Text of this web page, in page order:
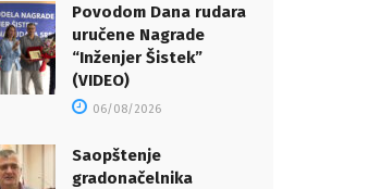
Povodom Dana rudara
uručene Nagrade
“Inženjer Šistek”
(VIDEO)
06/08/2026
Saopštenje
gradonačelnika